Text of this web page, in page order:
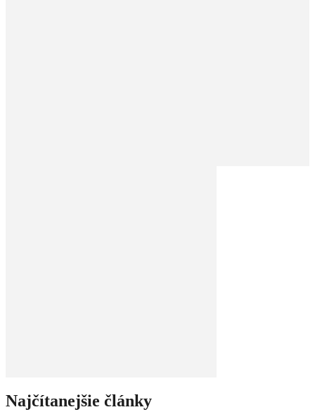
Najčítanejšie články